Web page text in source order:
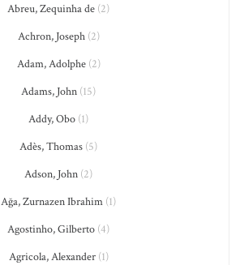
Abreu, Zequinha de (2)
Achron, Joseph(2)
Adam, Adolphe(2)
Adams, John (15)
Addy, Obo (1)
Adès, Thomas (5)
Adson, John (2)
Ağa, Zurnazen Ibrahim (1)
Agostinho, Gilberto (4)
Agricola, Alexander(1)